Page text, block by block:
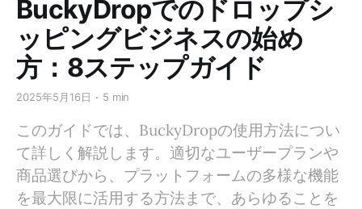
3. 税関および税金
4. 送料と配達
5. パッケージングとブランディング
6. カスタマーサポートと代理店
7. BuckyDropのユーザープランを選ぶには？
8. 他のプラットフォームと比較してBuckyDropの利点は何で
BuckyDropでのドロップシ
ッピングビジネスの始め
方：8ステップガイド
2025年5月16日 5 min
このガイドでは、BuckyDropの使用方法につい
て詳しく解説します。適切なユーザープランや
商品選びから、プラットフォームの多様な機能
を最大限に活用する方法まで、あらゆることを